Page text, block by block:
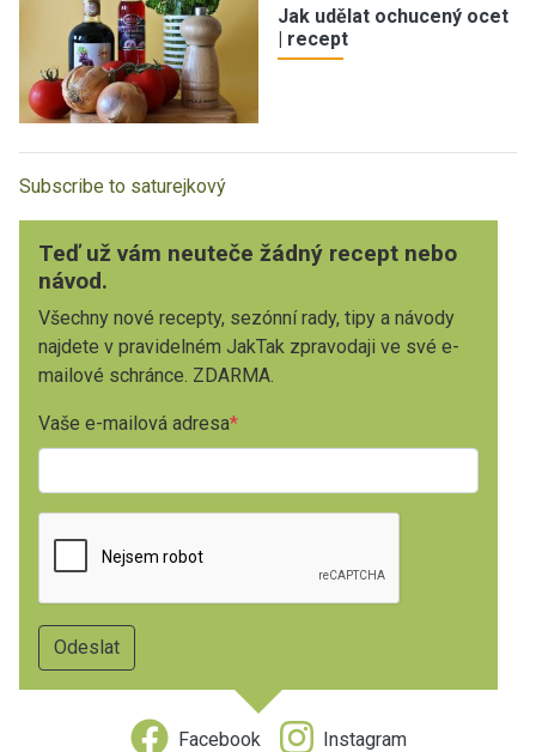
Jak udělat ochucený ocet
| recept
Subscribe to saturejkový
Teď už vám neuteče žádný recept nebo
návod.
Všechny nové recepty, sezónní rady, tipy a návody
najdete v pravidelném JakTak zpravodaji ve své e-
mailové schránce. ZDARMA.
Vaše e-mailová adresa
Facebook Instagram